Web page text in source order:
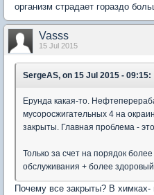
организм страдает гораздо
Vasss
15 Jul 2015
SergeAS, on 15 Jul 2015 - 09:15:
Ерунда какая-то.
мусоросжигательных 4 на
закрыты. Главная проблема -
Только за счет на порядок
обслуживания + более
Почему все закрыты? В